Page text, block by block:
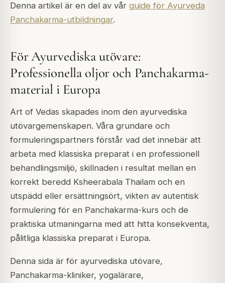
Denna artikel är en del av vår guide för Ayurveda
Panchakarma-utbildningar.
För Ayurvediska utövare:
Professionella oljor och Panchakarma-
material i Europa
Art of Vedas skapades inom den ayurvediska
utövargemenskapen. Våra grundare och
formuleringspartners förstår vad det innebär att
arbeta med klassiska preparat i en professionell
behandlingsmiljö, skillnaden i resultat mellan en
korrekt beredd Ksheerabala Thailam och en
utspädd eller ersättningsört, vikten av autentisk
formulering för en Panchakarma-kurs och de
praktiska utmaningarna med att hitta konsekventa,
pålitliga klassiska preparat i Europa.
Denna sida är för ayurvediska utövare,
Panchakarma-kliniker, yogalärare,